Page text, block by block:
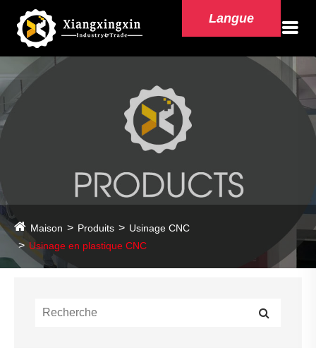
Langue
Maison Produits
Usinage CNC
Usinage en plastique CNC